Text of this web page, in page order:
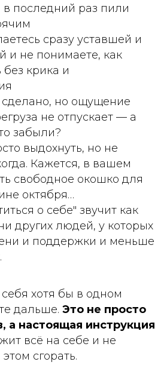
в последний раз пили
сразу уставшей и
и не понимаете, как
крика и
но ощущение
не отпускает — а
забыли?
выдохнуть, но не
Кажется, в вашем
свободное окошко для
октября…
о себе" звучит как
других людей, у которых
и поддержки и меньше
хотя бы в одном
дальше. Это не просто
а настоящая инструкция
всё на себе и не
сгорать.